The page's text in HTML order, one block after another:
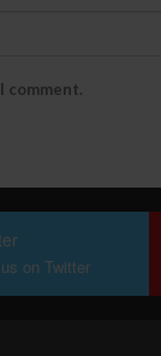
comment.
on Twitter